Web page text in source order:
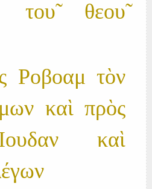
του̃ θεου̃
Ροβοαμ τὸν
καὶ πρὸς
καὶ